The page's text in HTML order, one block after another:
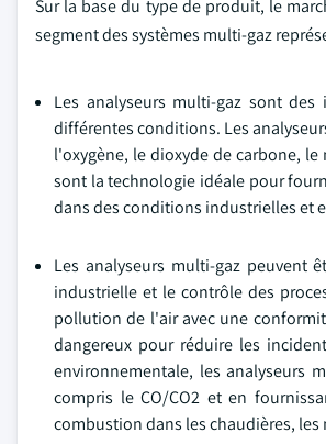
Sur la base du type de produit, le
segment des systèmes multi-gaz
Les analyseurs multi-gaz sont
différentes conditions. Les
l'oxygène, le dioxyde de carbone,
sont la technologie idéale pour
dans des conditions industrielles et
Les analyseurs multi-gaz peuvent
industrielle et le contrôle des
pollution de l'air avec une
dangereux pour réduire les
environnementale, les analyseurs
compris le CO/CO2 et en
combustion dans les chaudières,